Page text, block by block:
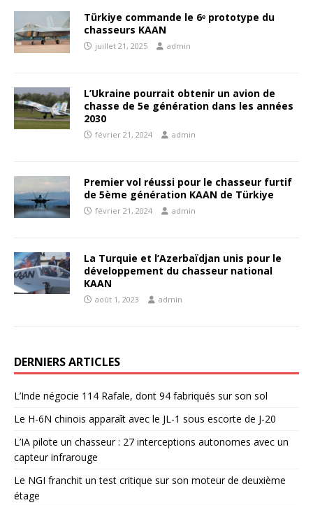
Türkiye commande le 6ᵉ prototype du
chasseurs KAAN
juillet 21, 2025 admin
L’Ukraine pourrait obtenir un avion de
chasse de 5e génération dans les années
2030
février 21, 2024 admin
Premier vol réussi pour le chasseur furtif
de 5ème génération KAAN de Türkiye
février 21, 2024 admin
La Turquie et l’Azerbaïdjan unis pour le
développement du chasseur national
KAAN
août 1, 2023 admin
DERNIERS ARTICLES
L’Inde négocie 114 Rafale, dont 94 fabriqués sur son sol
Le H-6N chinois apparaît avec le JL-1 sous escorte de J-20
L’IA pilote un chasseur : 27 interceptions autonomes avec un
capteur infrarouge
Le NGI franchit un test critique sur son moteur de deuxième
étage